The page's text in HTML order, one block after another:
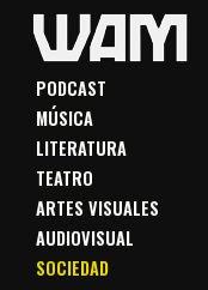
PODCAST
MÚSICA
LITERATURA
TEATRO
ARTES VISUALES
AUDIOVISUAL
SOCIEDAD